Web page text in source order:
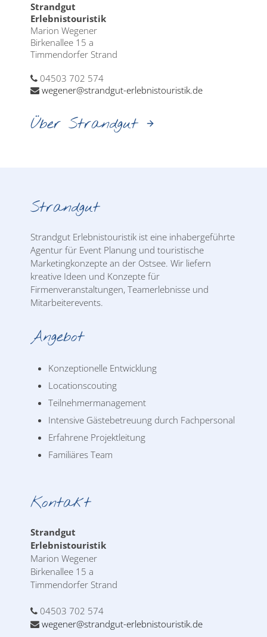
Strandgut
Erlebnistouristik
Marion Wegener
Birkenallee 15 a
Timmendorfer Strand
04503 702 574
wegener@strandgut-erlebnistouristik.de
Über Strandgut
Strandgut
Strandgut Erlebnistouristik ist eine inhabergeführte
Agentur für Event Planung und touristische
Marketingkonzepte an der Ostsee. Wir liefern
kreative Ideen und Konzepte für
Firmenveranstaltungen, Teamerlebnisse und
Mitarbeiterevents.
Angebot
Konzeptionelle Entwicklung
Locationscouting
Teilnehmermanagement
Intensive Gästebetreuung durch Fachpersonal
Erfahrene Projektleitung
Familiäres Team
Kontakt
Strandgut
Erlebnistouristik
Marion Wegener
Birkenallee 15 a
Timmendorfer Strand
04503 702 574
wegener@strandgut-erlebnistouristik.de